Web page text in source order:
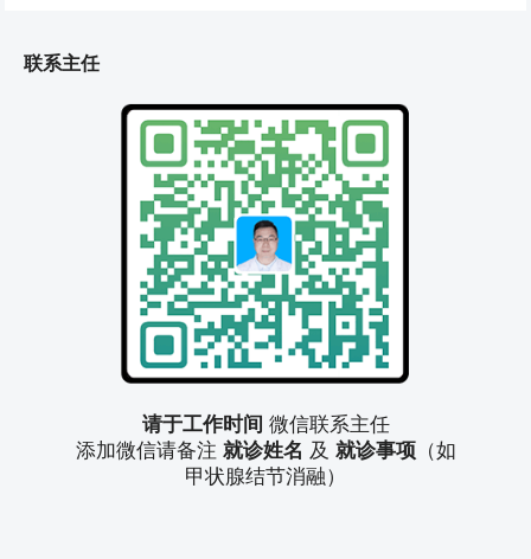
联系主任
请于工作时间 微信联系主任
添加微信请备注 就诊姓名 及 就诊事项（如
甲状腺结节消融）